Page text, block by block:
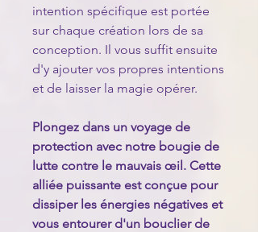
intention spécifique est portée
sur chaque création lors de sa
conception. Il vous suffit ensuite
d'y ajouter vos propres intentions
et de laisser la magie opérer.
Plongez dans un voyage de
protection avec notre bougie de
lutte contre le mauvais œil. Cette
alliée puissante est conçue pour
dissiper les énergies négatives et
vous entourer d'un bouclier de